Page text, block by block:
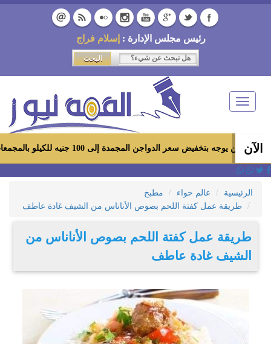
رئيس مجلس الإدارة : إسلام فراج
Toggle
navigation
الآن
سعر الدواجن المجمدة إلى 100 جنيه للكيلو بالمجمعات الاستهلاكية ومعارض «أهلاً رمضان»
الرئيسية عالم حواء
مطبخ
طريقة عمل كفتة اللحم بصوص الأناناس من الشيف غادة عاطف
طريقة عمل كفتة اللحم بصوص الأناناس من
الشيف غادة عاطف